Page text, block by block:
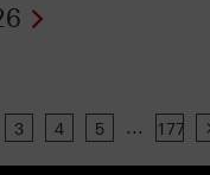
3 4 5 ... 177